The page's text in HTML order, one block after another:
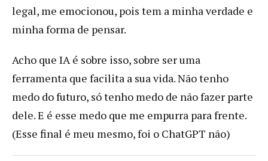
legal, me emocionou, pois tem a minha verdade e
minha forma de pensar.
Acho que IA é sobre isso, sobre ser uma
ferramenta que facilita a sua vida. Não tenho
medo do futuro, só tenho medo de não fazer parte
dele. E é esse medo que me empurra para frente.
(Esse final é meu mesmo, foi o ChatGPT não)